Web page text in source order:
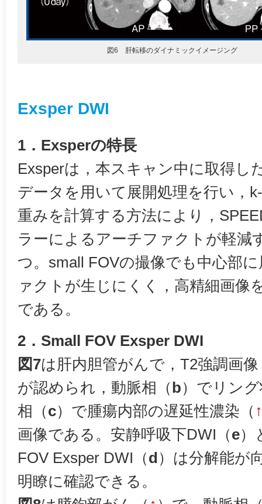
図6 肝転移のダイナミックイメージング
Exsper DWI
1．Exsperの特長
Exsperは，本スキャン中に取得し
データを用いて展開処理を行い，
重みを計算する方法により，
ラーによるアーチファクトが軽減
つ。small FOVの撮像でも中心部
ァクトが生じにくく，高精細画像
である。
2．Small FOV Exsper DWI
図7は肝内胆管がんで，T2強調画像
が認められ，動脈相（b）でリン
相（c）で腫瘍内部の遅延性濃染（ ↑
画像である。安静呼吸下DWI（e）
FOV Exsper DWI（d ）は分解能が
明瞭に確認できる。